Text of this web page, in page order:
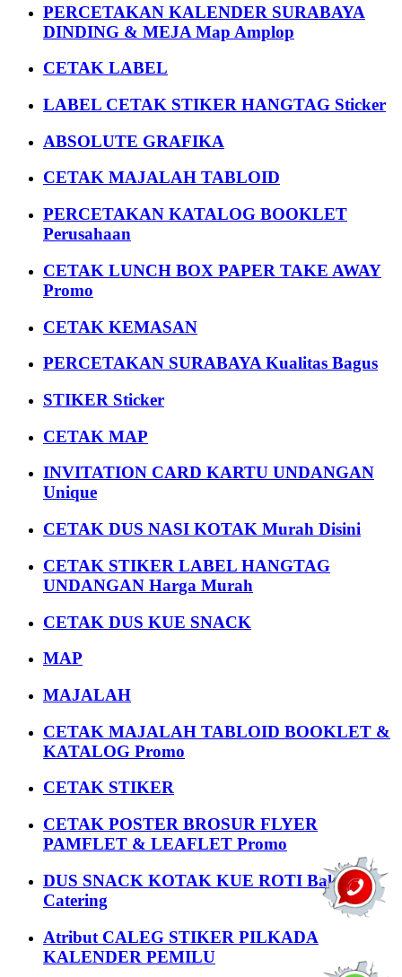
PERCETAKAN KALENDER SURABAYA
DINDING & MEJA Map Amplop
CETAK LABEL
LABEL CETAK STIKER HANGTAG Sticker
ABSOLUTE GRAFIKA
CETAK MAJALAH TABLOID
PERCETAKAN KATALOG BOOKLET
Perusahaan
CETAK LUNCH BOX PAPER TAKE AWAY
Promo
CETAK KEMASAN
PERCETAKAN SURABAYA Kualitas Bagus
STIKER Sticker
CETAK MAP
INVITATION CARD KARTU UNDANGAN
Unique
CETAK DUS NASI KOTAK Murah Disini
CETAK STIKER LABEL HANGTAG
UNDANGAN Harga Murah
CETAK DUS KUE SNACK
MAP
MAJALAH
CETAK MAJALAH TABLOID BOOKLET &
KATALOG Promo
CETAK STIKER
CETAK POSTER BROSUR FLYER
PAMFLET & LEAFLET Promo
DUS SNACK KOTAK KUE ROTI Bakery
Catering
Atribut CALEG STIKER PILKADA
KALENDER PEMILU